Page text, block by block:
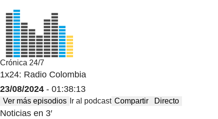
Crónica 24/7
1x24: Radio Colombia
23/08/2024 - 01:38:13
Ver más episodios Ir al podcast Compartir Directo
Noticias en 3′